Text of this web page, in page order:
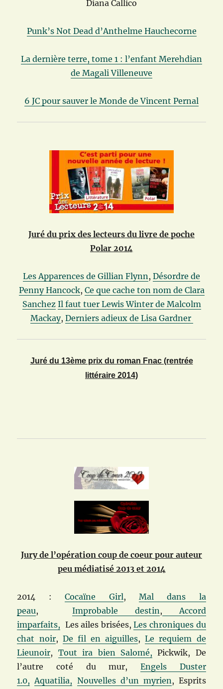
Diana Callico
Punk’s Not Dead d’Anthelme Hauchecorne
La dernière terre, tome 1 : l’enfant Merehdian
de Magali Villeneuve
6 JC pour sauver le Monde de Vincent Pernal
Juré du prix des lecteurs du livre de poche
Polar 2014
Les Apparences de Gillian Flynn, Désordre de
Penny Hancock, Ce que cache ton nom de Clara
Sanchez Il faut tuer Lewis Winter de Malcolm
Mackay, Derniers adieux de Lisa Gardner
Juré du 13ème prix du roman Fnac (rentrée
littéraire 2014)
Jury de l’opération coup de coeur pour auteur
peu médiatisé 2013 et 2014
2014 :Cocaïne Girl, Mal dans la
peau, Improbable destin,
Accord
imparfaits, Les ailes brisées,Les chroniques du
chat noir, De fil en aiguilles, Le requiem de
Lieunoir, Tout ira bien Salomé, Pickwik, De
l’autre coté du mur, Engels Duster
1.0, Aquatilia, Nouvelles d’un myrien, Esprits